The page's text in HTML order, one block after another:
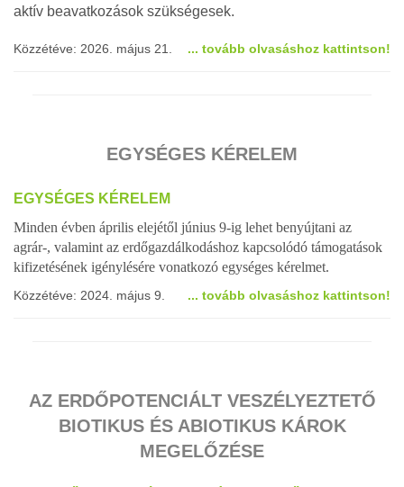
aktív beavatkozások szükségesek.
Közzétéve: 2026. május 21. ... tovább olvasáshoz kattintson!
EGYSÉGES KÉRELEM
EGYSÉGES KÉRELEM
Minden évben április elejétől június 9-ig lehet benyújtani az
agrár-, valamint az erdőgazdálkodáshoz kapcsolódó támogatások
kifizetésének igénylésére vonatkozó egységes kérelmet.
Közzétéve: 2024. május 9. ... tovább olvasáshoz kattintson!
AZ ERDŐPOTENCIÁLT VESZÉLYEZTETŐ
BIOTIKUS ÉS ABIOTIKUS KÁROK
MEGELŐZÉSE